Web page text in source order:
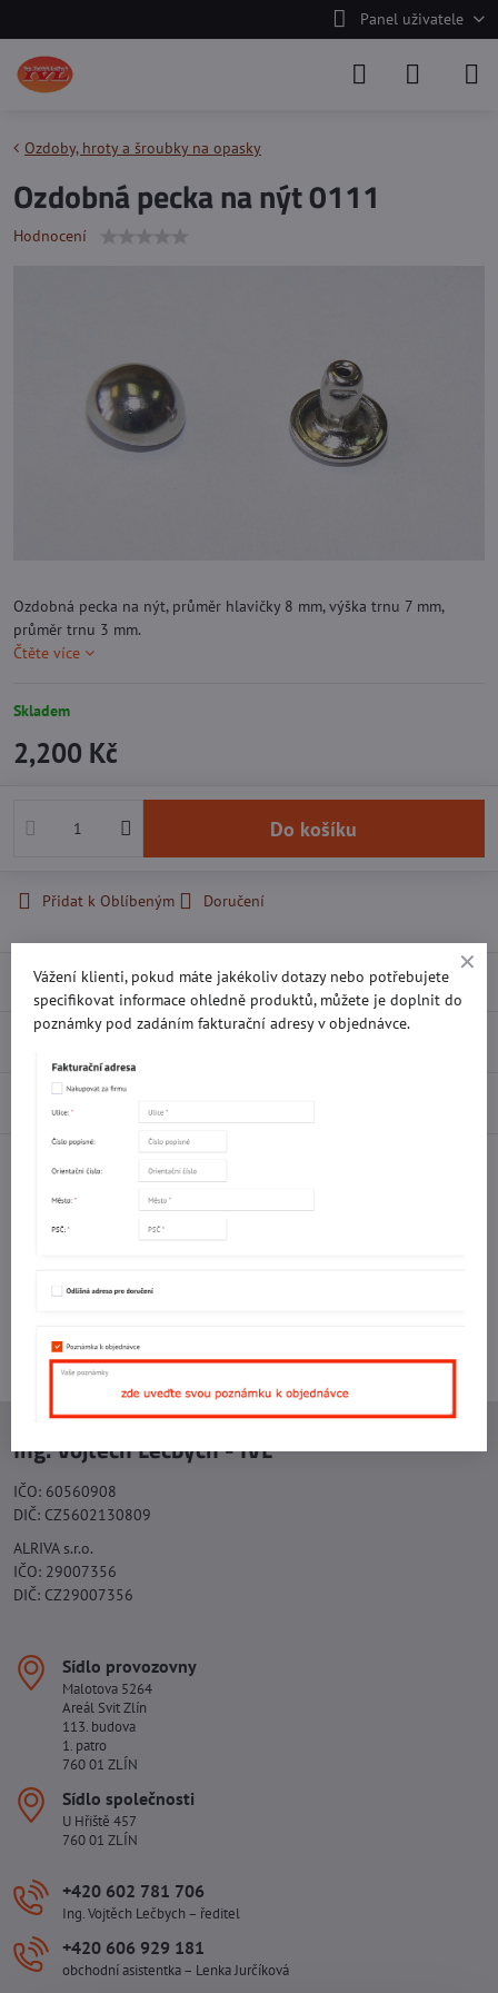
Panel uživatele
Ozdoby, hroty a šroubky na opasky
Ozdobná pecka na nýt 0111
Hodnocení
Ozdobná pecka na nýt, průměr hlavičky 8 mm, výška trnu 7 mm,
průměr trnu 3 mm.
Čtěte více
Skladem
2,200 Kč
Do košíku
Přidat k Oblíbeným Doručení
Popis
FacebookTwitterBlueskyPinterest
Potřebujete poradit s objednávkou?
Ing. Vojtěch Lečbych - IVL
IČO: 60560908
DIČ: CZ5602130809
ALRIVA s.r.o.
IČO: 29007356
DIČ: CZ29007356
Sídlo provozovny
Malotova 5264
Areál Svit Zlín
113. budova
1. patro
760 01 ZLÍN
Sídlo společnosti
U Hřiště 457
760 01 ZLÍN
+420 602 781 706
Ing. Vojtěch Lečbych – ředitel
+420 606 929 181
obchodní asistentka – Lenka Jurčíková
Vážení klienti, pokud máte jakékoliv dotazy nebo potřebujete
specifikovat informace ohledně produktů, můžete je doplnit do
poznámky pod zadáním fakturační adresy v objednávce.